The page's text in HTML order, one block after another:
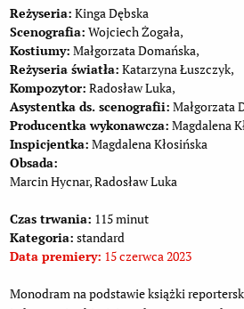
Reżyseria: Kinga Dębska
Scenografia: Wojciech Żogała,
Kostiumy: Małgorzata Domańska,
Reżyseria światła: Katarzyna Łuszczyk,
Kompozytor: Radosław Luka,
Asystentka ds. scenografii: Małgorzata
Producentka wykonawcza: Magdalena
Inspicjentka: Magdalena Kłosińska
Obsada:
Marcin Hycnar, Radosław Luka
Czas trwania: 115 minut
Kategoria: standard
Data premiery: 15 czerwca 2023
Monodram na podstawie książki